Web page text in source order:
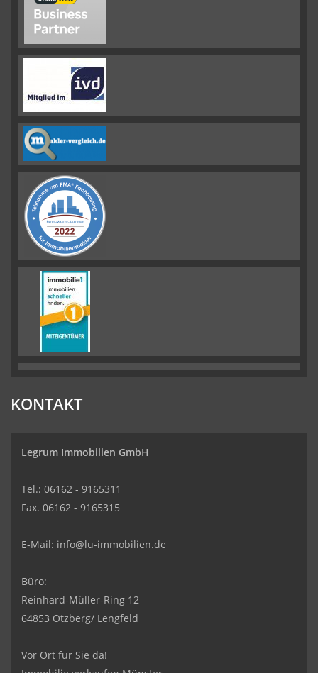
KONTAKT
Legrum Immobilien GmbH
Tel.: 06162 - 9165311
Fax. 06162 - 9165315
E-Mail: info@lu-immobilien.de
Büro:
Reinhard-Müller-Ring 12
64853 Otzberg/ Lengfeld
Vor Ort für Sie da!